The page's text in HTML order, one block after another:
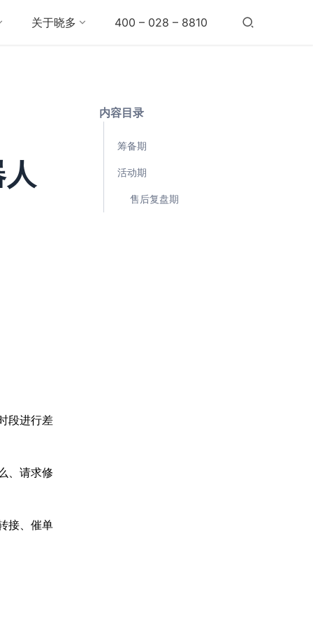
关于晓多 400 – 028 – 8810
段进行差
、请求修
接、催单
内容目录
筹备期
活动期
售后复盘期